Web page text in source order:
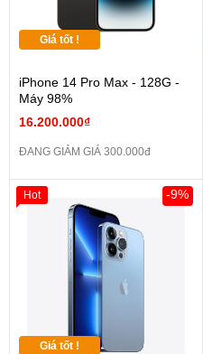
Giá tốt !
iPhone 14 Pro Max - 128G -
Máy 98%
16.200.000₫
ĐANG GIẢM GIÁ 300.000đ
Giá tốt !
-9%
Hot